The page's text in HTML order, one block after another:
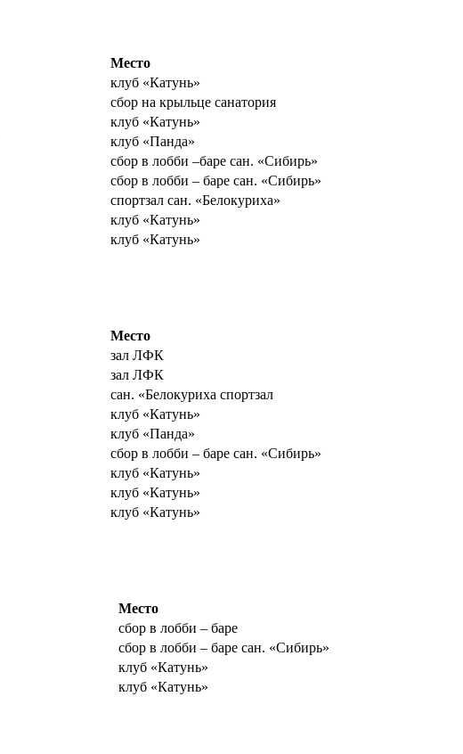
Место
клуб «Катунь»
сбор на крыльце санатория
клуб «Катунь»
клуб «Панда»
сбор в лобби –баре сан. «Сибирь»
сбор в лобби – баре сан. «Сибирь»
спортзал сан. «Белокуриха»
клуб «Катунь»
клуб «Катунь»
Место
зал ЛФК
зал ЛФК
сан. «Белокуриха спортзал
клуб «Катунь»
клуб «Панда»
сбор в лобби – баре сан. «Сибирь»
клуб «Катунь»
клуб «Катунь»
клуб «Катунь»
Место
сбор в лобби – баре
сбор в лобби – баре сан. «Сибирь»
клуб «Катунь»
клуб «Катунь»